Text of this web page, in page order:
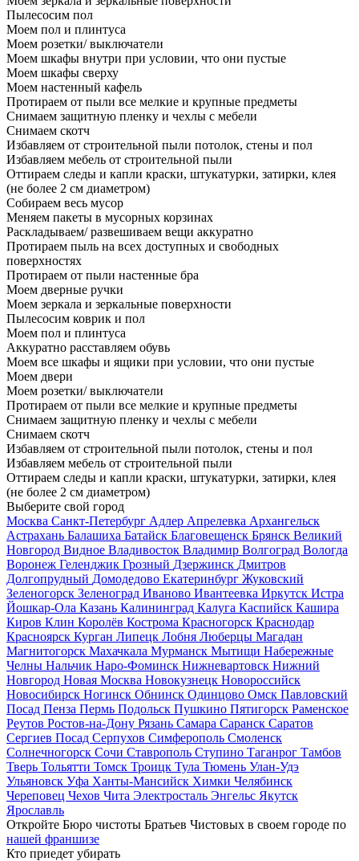
Пылесосим пол
Моем пол и плинтуса
Моем розетки/ выключатели
Моем шкафы внутри при условии, что они пустые
Моем шкафы сверху
Моем настенный кафель
Протираем от пыли все мелкие и крупные предметы
Снимаем защитную пленку и чехлы с мебели
Снимаем скотч
Избавляем от строительной пыли потолок, стены и пол
Избавляем мебель от строительной пыли
Оттираем следы и капли краски, штукатурки, затирки, клея
(не более 2 см диаметром)
Собираем весь мусор
Меняем пакеты в мусорных корзинах
Раскладываем/ развешиваем вещи аккуратно
Протираем пыль на всех доступных и свободных
поверхностях
Протираем от пыли настенные бра
Моем дверные ручки
Моем зеркала и зеркальные поверхности
Пылесосим коврик и пол
Моем пол и плинтуса
Аккуратно расставляем обувь
Моем все шкафы и ящики при условии, что они пустые
Моем двери
Моем розетки/ выключатели
Протираем от пыли все мелкие и крупные предметы
Снимаем защитную пленку и чехлы с мебели
Снимаем скотч
Избавляем от строительной пыли потолок, стены и пол
Избавляем мебель от строительной пыли
Оттираем следы и капли краски, штукатурки, затирки, клея
(не более 2 см диаметром)
Выберите свой город
Москва Санкт-Петербург Адлер Апрелевка Архангельск
Астрахань Балашиха Батайск Благовещенск Брянск Великий
Новгород Видное Владивосток Владимир Волгоград Вологда
Воронеж Геленджик Грозный Дзержинск Дмитров
Долгопрудный Домодедово Екатеринбург Жуковский
Зеленогорск Зеленоград Иваново Ивантеевка Иркутск Истра
Йошкар-Ола Казань Калининград Калуга Каспийск Кашира
Киров Клин Королёв Кострома Красногорск Краснодар
Красноярск Курган Липецк Лобня Люберцы Магадан
Магнитогорск Махачкала Мурманск Мытищи Набережные
Челны Нальчик Наро-Фоминск Нижневартовск Нижний
Новгород Новая Москва Новокузнецк Новороссийск
Новосибирск Ногинск Обнинск Одинцово Омск Павловский
Посад Пенза Пермь Подольск Пушкино Пятигорск Раменское
Реутов Ростов-на-Дону Рязань Самара Саранск Саратов
Сергиев Посад Серпухов Симферополь Смоленск
Солнечногорск Сочи Ставрополь Ступино Таганрог Тамбов
Тверь Тольятти Томск Троицк Тула Тюмень Улан-Удэ
Ульяновск Уфа Ханты-Мансийск Химки Челябинск
Череповец Чехов Чита Электросталь Энгельс Якутск
Ярославль
Откройте Бюро чистоты Братьев Чистовых в своем городе по
нашей франшизе
Кто приедет убирать